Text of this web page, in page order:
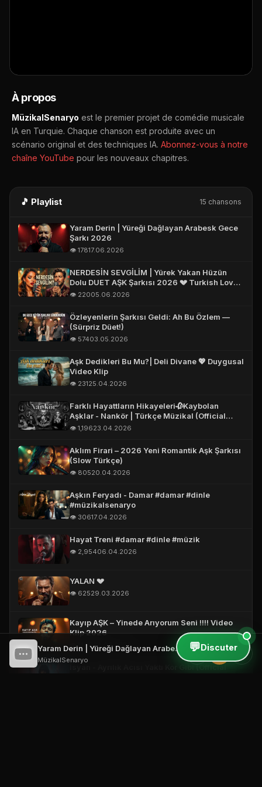
À propos
MüzikalSenaryo est le premier projet de comédie musicale
IA en Turquie. Chaque chanson est produite avec un
scénario original et des techniques IA. Abonnez-vous à notre
chaîne YouTube pour les nouveaux chapitres.
🎵 Playlist 15 chansons
Yaram Derin | Yüreği Dağlayan Arabesk Gece
Şarkı 2026
👁️ 17817.06.2026
NERDESİN SEVGİLİM | Yürek Yakan Hüzün
Dolu DUET AŞK Şarkısı 2026 💔 Turkish Love
Song 2026 #aşk
👁️ 22005.06.2026
Özleyenlerin Şarkısı Geldi: Ah Bu Özlem —
(Sürpriz Düet!)
👁️ 57403.05.2026
Aşk Dedikleri Bu Mu?| Deli Divane 💖 Duygusal
Video Klip
👁️ 23125.04.2026
Farklı Hayattların Hikayeleri🥀Kaybolan
Aşklar - Nankör | Türkçe Müzikal (Official
Story Video)
👁️ 1,19623.04.2026
Aklım Firari – 2026 Yeni Romantik Aşk Şarkısı
(Slow Türkçe)
👁️ 80520.04.2026
Aşkın Feryadı - Damar #damar #dinle
#müzikalsenaryo
👁️ 30617.04.2026
Hayat Treni #damar #dinle #müzik
👁️ 2,95406.04.2026
YALAN 💔
👁️ 62529.03.2026
Kayıp AŞK – Yinede Arıyorum Seni !!!! Video
Klip 2026
👁️ 1,14924.03.2026
İsyan - Ayrılık Acısı Yaktı Kor Gibi (Official
Yaram Derin | Yüreği Dağlayan Arabesk Gece Şarkı 2026
MüzikalSenaryo
⏮ ⏸ ⏭
💬Discuter